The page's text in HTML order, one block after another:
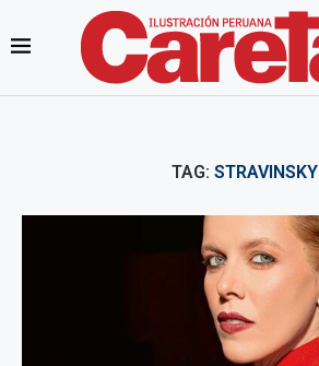
TAG: STRAVINSKY